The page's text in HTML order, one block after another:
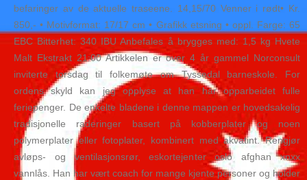
befaringer av de aktuelle traseene. 14,15/70 Venner i rødt• Kr.
850,- • Motivformat: 17/17 cm • Grafikk etsning • oppl. Farge: 65
EBC Bitterhet: 340 IBU Anbefales å brygges med: 1,5 kg Hvete
Malt Ekstrakt 21:00 Artikkelen er over 4 år gammel Norconsult
inviterte torsdag til folkemøte om Tyssedal barneskole. For
ordens skyld kan jeg opplyse at han har opparbeidet fulle
feriepenger. De enkelte bladene i denne mappen er hovedsakelig
tradisjonelle raderinger basert på kobberplater og noen
polymerplater eller fotoplater, kombinert med akvatint. Rengjør
avløps- og ventilasjonsrør, eskortejenter oslo afghan xnxx
vannlås. Han har vært coach for mange kjente personer og holder